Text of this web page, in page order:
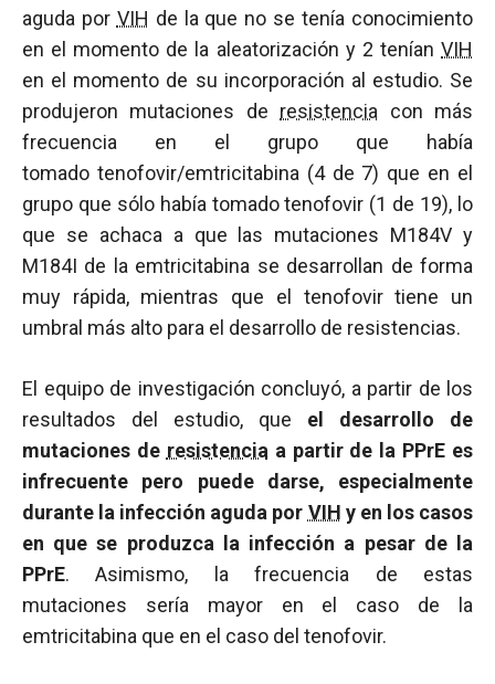
aguda por VIH de la que no se tenía conocimiento
en el momento de la aleatorización y 2 tenían VIH
en el momento de su incorporación al estudio. Se
produjeron mutaciones de resistencia con más
frecuencia en el grupo que había
tomado tenofovir/emtricitabina (4 de 7) que en el
grupo que sólo había tomado tenofovir (1 de 19), lo
que se achaca a que las mutaciones M184V y
M184I de la emtricitabina se desarrollan de forma
muy rápida, mientras que el tenofovir tiene un
umbral más alto para el desarrollo de resistencias.
El equipo de investigación concluyó, a partir de los
resultados del estudio, que el desarrollo de
mutaciones de resistencia a partir de la PPrE es
infrecuente pero puede darse, especialmente
durante la infección aguda por VIH y en los casos
en que se produzca la infección a pesar de la
PPrE. Asimismo, la frecuencia de estas
mutaciones sería mayor en el caso de la
emtricitabina que en el caso del tenofovir.